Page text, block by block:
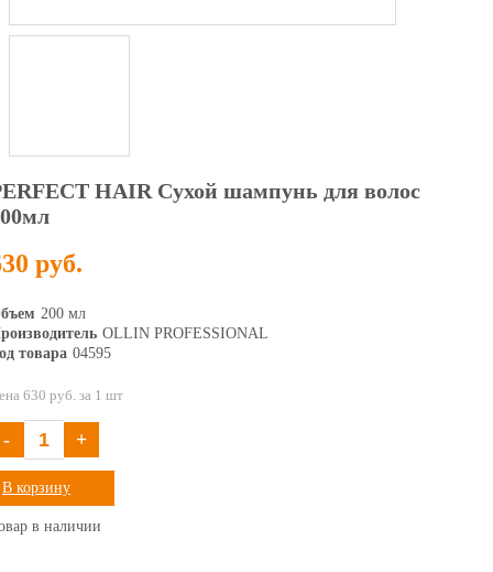
HAIR Сухой шампунь для волос
руб.
200 мл
OLLIN PROFESSIONAL
товара 04595
630 руб. за 1 шт
- +
В корзину
в наличии